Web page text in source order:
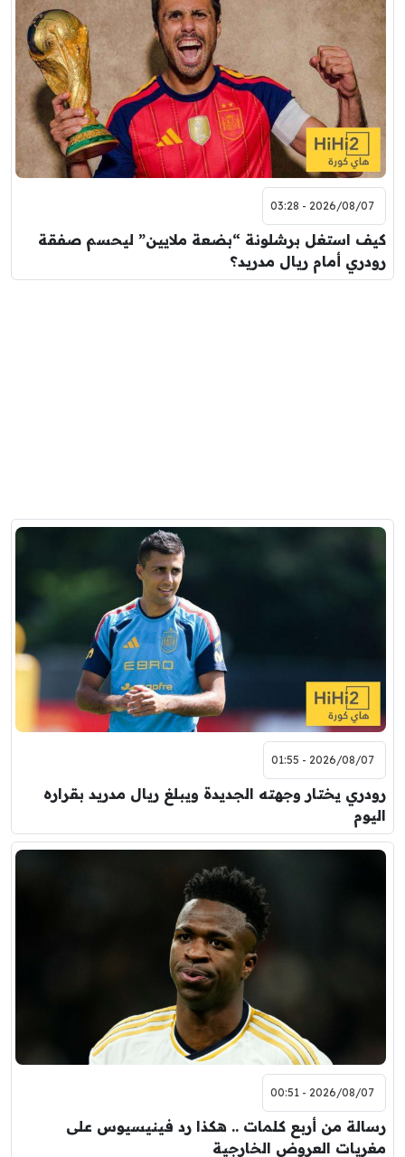
2026/08/07 - 03:28
كيف استغل برشلونة “بضعة ملايين” ليحسم صفقة
رودري أمام ريال مدريد؟
2026/08/07 - 01:55
رودري يختار وجهته الجديدة ويبلغ ريال مدريد بقراره
اليوم
2026/08/07 - 00:51
رسالة من أربع كلمات .. هكذا رد فينيسيوس على
مغريات العروض الخارجية